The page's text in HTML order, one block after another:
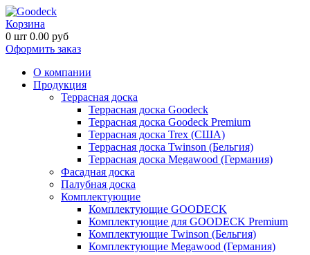
Корзина
0 шт 0.00 руб
Оформить заказ
О компании
Продукция
Террасная доска
Террасная доска Goodeck
Террасная доска Goodeck Premium
Террасная доска Trex (США)
Террасная доска Twinson (Бельгия)
Террасная доска Megawood (Германия)
Фасадная доска
Палубная доска
Комплектующие
Комплектующие GOODECK
Комплектующие для GOODECK Premium
Комплектующие Twinson (Бельгия)
Комплектующие Megawood (Германия)